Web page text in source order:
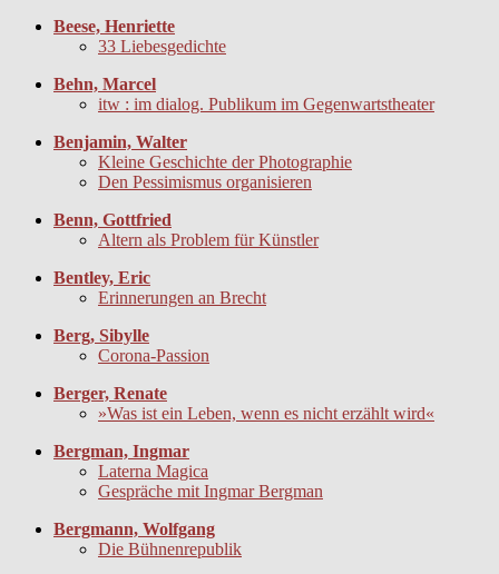
Beese, Henriette
33 Liebesgedichte
Behn, Marcel
itw : im dialog. Publikum im Gegenwartstheater
Benjamin, Walter
Kleine Geschichte der Photographie
Den Pessimismus organisieren
Benn, Gottfried
Altern als Problem für Künstler
Bentley, Eric
Erinnerungen an Brecht
Berg, Sibylle
Corona-Passion
Berger, Renate
»Was ist ein Leben, wenn es nicht erzählt wird«
Bergman, Ingmar
Laterna Magica
Gespräche mit Ingmar Bergman
Bergmann, Wolfgang
Die Bühnenrepublik